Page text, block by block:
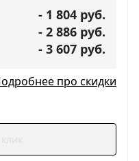
- 1 804 руб.
- 2 886 руб.
- 3 607 руб.
про скидки